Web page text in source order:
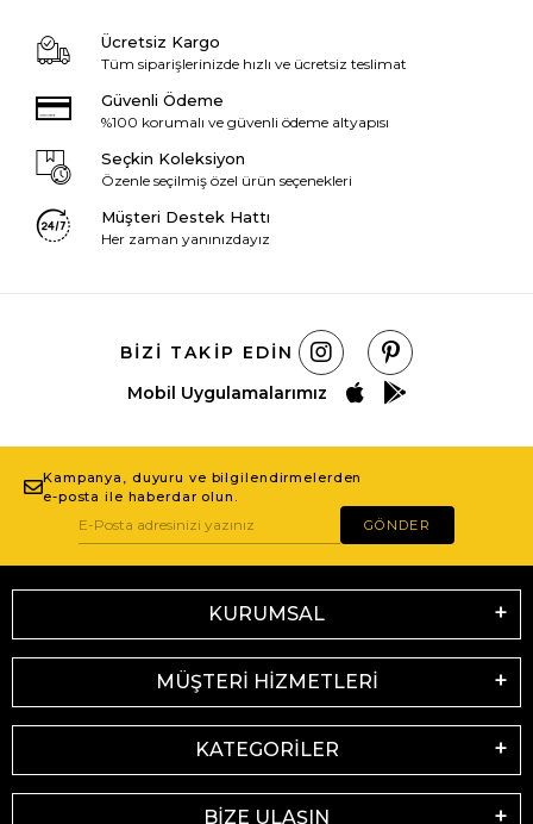
Ücretsiz Kargo
Tüm siparişlerinizde hızlı ve ücretsiz teslimat
Güvenli Ödeme
%100 korumalı ve güvenli ödeme altyapısı
Seçkin Koleksiyon
Özenle seçilmiş özel ürün seçenekleri
Müşteri Destek Hattı
Her zaman yanınızdayız
BIZI TAKIP EDIN
Mobil Uygulamalarımız
Kampanya, duyuru ve bilgilendirmelerden
e-posta ile haberdar olun.
GÖNDER
KURUMSAL
MÜŞTERİ HİZMETLERİ
KATEGORİLER
BİZE ULAŞIN